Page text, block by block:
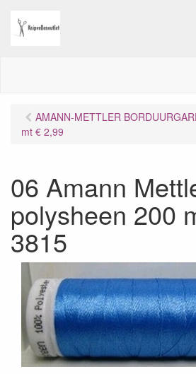
AMANN-METTLER
mt € 2,99
06 Amann
polysheen 200
3815